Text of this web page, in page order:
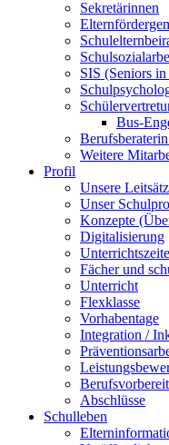
Sekretärinnen
SIS (Seniors
Bus-
Weitere
Profil
Unsere
Unser
Konzepte
Digitalisierung
Fächer und
Unterricht
Flexklasse
Vorhabentage
Integration /
Abschlüsse
Schulleben